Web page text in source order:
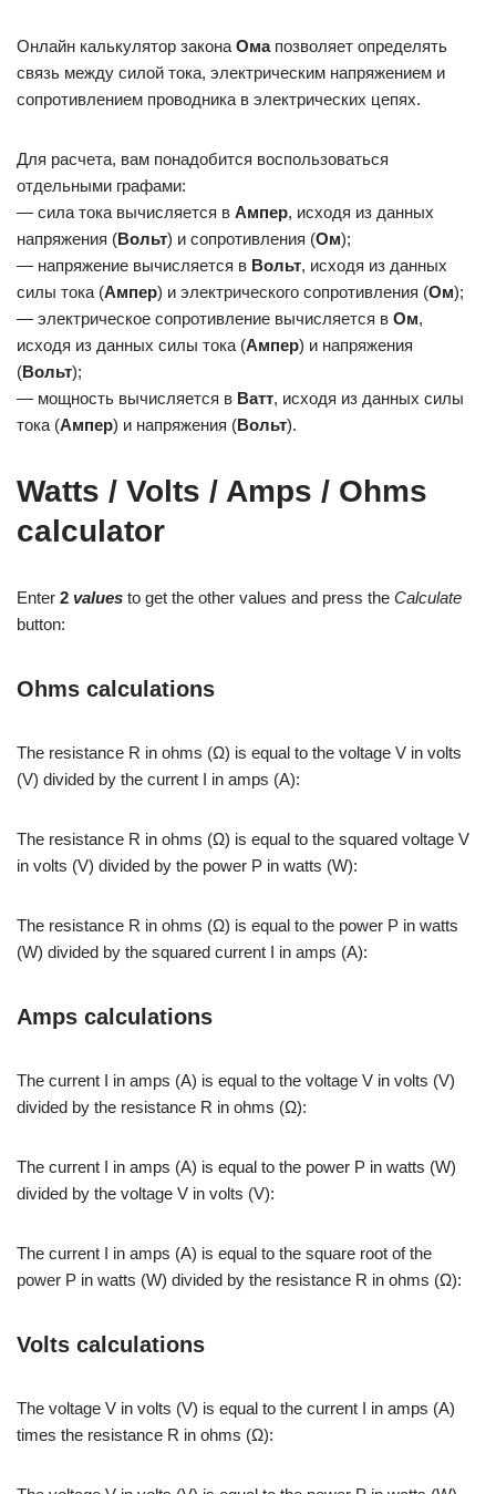
Онлайн калькулятор закона Омапозволяет определять
связь между силой тока, электрическим напряжением и
сопротивлением проводника в электрических цепях.
Для расчета, вам понадобится воспользоваться
отдельными графами:
— сила тока вычисляется в Ампер, исходя из данных
напряжения (Вольт) и сопротивления (Ом);
— напряжение вычисляется в Вольт, исходя из данных
силы тока (Ампер) и электрического сопротивления (Ом);
— электрическое сопротивление вычисляется в Ом,
исходя из данных силы тока (Ампер) и напряжения
(Вольт);
— мощность вычисляется в Ватт, исходя из данных силы
тока (Ампер) и напряжения (Вольт).
Watts / Volts / Amps / Ohms
calculator
Enter 2 values to get the other values and press the Calculate
button:
Ohms calculations
The resistance R in ohms (Ω) is equal to the voltage V in volts
(V) divided by the current I in amps (A):
The resistance R in ohms (Ω) is equal to the squared voltage V
in volts (V) divided by the power P in watts (W):
The resistance R in ohms (Ω) is equal to the power P in watts
(W) divided by the squared current I in amps (A):
Amps calculations
The current I in amps (A) is equal to the voltage V in volts (V)
divided by the resistance R in ohms (Ω):
The current I in amps (A) is equal to the power P in watts (W)
divided by the voltage V in volts (V):
The current I in amps (A) is equal to the square root of the
power P in watts (W) divided by the resistance R in ohms (Ω):
Volts calculations
The voltage V in volts (V) is equal to the current I in amps (A)
times the resistance R in ohms (Ω):